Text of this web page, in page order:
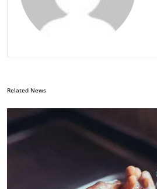
Related News